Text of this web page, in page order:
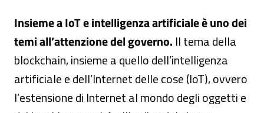
Insieme a IoT e intelligenza artificiale è uno dei
temi all’attenzione del governo. Il tema della
blockchain, insieme a quello dell’intelligenza
artificiale e dell’Internet delle cose (IoT), ovvero
l’estensione di Internet al mondo degli oggetti e